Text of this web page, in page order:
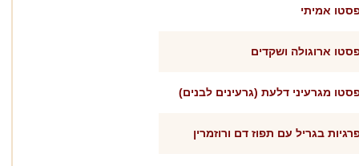
אמיתי
ארוגולה ושקדים
מגרעיני דלעת (גרעינים לבנים)
בגריל עם תפוז דם ורוזמרין